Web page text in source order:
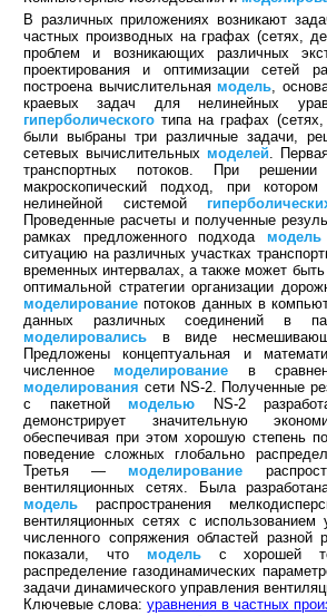
В различных приложениях возникают
частных производных на графах (сетях,
проблем и возникающих различных
проектирования и оптимизации сетей
построена вычислительная модель ,
краевых задач для нелинейных
гиперболического типа на графах
были выбраны три различные задачи,
сетевых вычислительных моделей .
транспортных потоков. При
макроскопический подход, при котором
нелинейной системой
Проведенные расчеты и полученные
рамках предложенного подхода модель
ситуацию на различных участках
временных интервалах, а также может
оптимальной стратегии организации
моделирование потоков данных в
данных различных соединений в
моделировались в виде
Предложены концептуальная и
численное моделирование в
моделирования сети NS-2. Полученные
с пакетной моделью NS-2
демонстрирует значительную
обеспечивая при этом хорошую степень
поведение сложных глобально
Третья — моделирование
вентиляционных сетях. Была
модель распространения
вентиляционных сетях с использованием
численного сопряжения областей разной
показали, что модельс хорошей
распределение газодинамических
задачи динамического управления
Ключевые слова: уравнения в частных